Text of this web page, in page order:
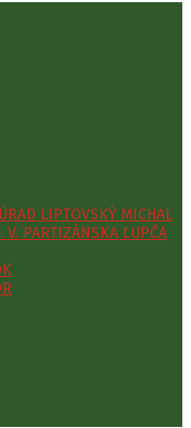
LIPTOVSKÝ MICHAL
V. PARTIZÁNSKA ĽUPČA